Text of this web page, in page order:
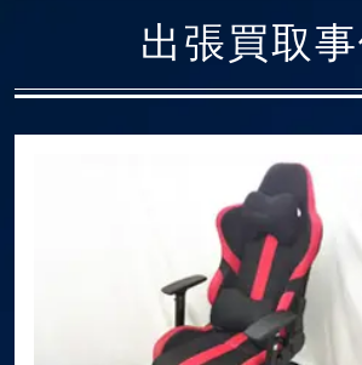
出張買取事